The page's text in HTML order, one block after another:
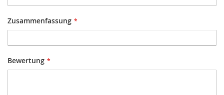
Zusammenfassung
Bewertung